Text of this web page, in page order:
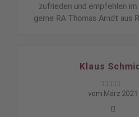
zufrieden und empfehlen
gerne RA Thomas Arndt aus
Klaus
    
vom März 2021